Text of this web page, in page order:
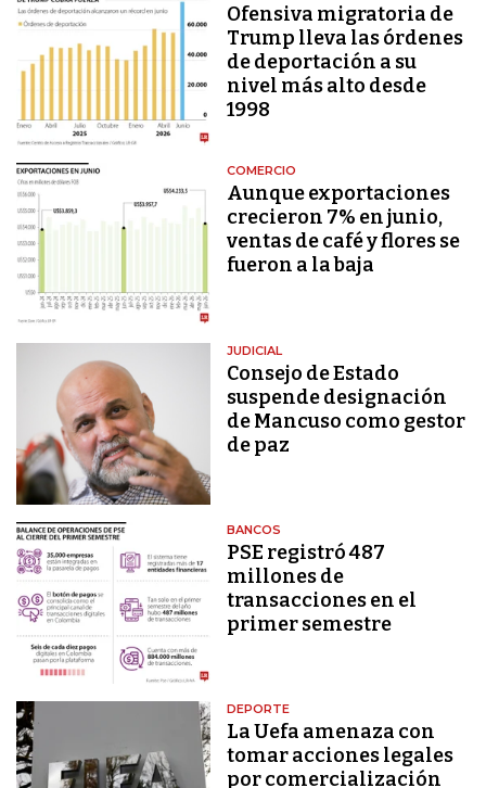
Ofensiva migratoria de
Trump lleva las órdenes
de deportación a su
nivel más alto desde
1998
COMERCIO
Aunque exportaciones
crecieron 7% en junio,
ventas de café y flores se
fueron a la baja
JUDICIAL
Consejo de Estado
suspende designación
de Mancuso como gestor
de paz
BANCOS
PSE registró 487
millones de
transacciones en el
primer semestre
DEPORTE
La Uefa amenaza con
tomar acciones legales
por comercialización